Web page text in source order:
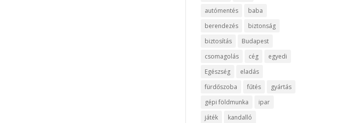
autómentés
baba
berendezés
biztonság
biztosítás
Budapest
csomagolás
cég
egyedi
Egészség
eladás
fürdőszoba
fűtés
gyártás
gépi földmunka
ipar
játék
kandalló